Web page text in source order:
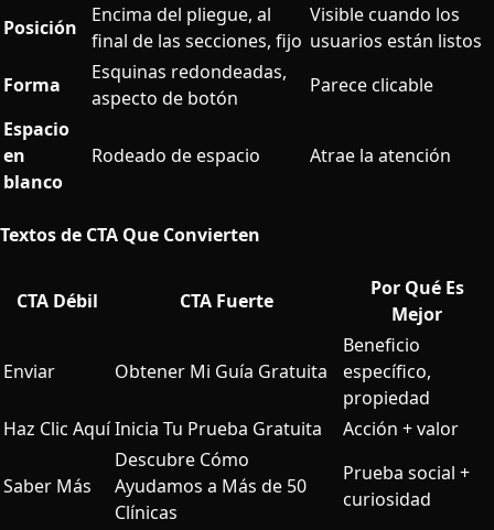
Posición
Encima del pliegue, al
final de las secciones, fijo
Visible cuando los
usuarios están listos
Forma
Esquinas redondeadas,
aspecto de botón
Parece clicable
Espacio
en
blanco
Rodeado de espacio Atrae la atención
Textos de CTA Que Convierten
CTA Débil CTA Fuerte
Por Qué Es
Mejor
Enviar Obtener Mi Guía Gratuita
Beneficio
específico,
propiedad
Haz Clic AquíInicia Tu Prueba Gratuita Acción + valor
Saber Más
Descubre Cómo
Ayudamos a Más de 50
Clínicas
Prueba social +
curiosidad